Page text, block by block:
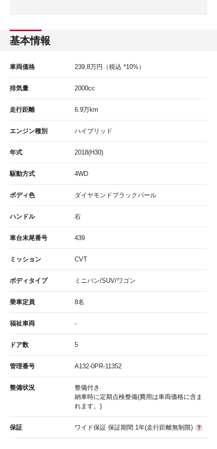
基本情報
車両価格 239.8万円 （税込 *10%）
排気量 2000cc
走行距離 6.9万km
エンジン種別 ハイブリッド
年式 2018(H30)
駆動方式 4WD
ボディ色 ダイヤモンドブラックパール
ハンドル 右
車台末尾番号 439
ミッション CVT
ボディタイプ ミニバン/SUV/ワゴン
乗車定員 8名
福祉車両 -
ドア数 5
管理番号 A132-0PR-11352
整備状況
整備付き
納車時に定期点検整備(費用は車両価格に含ま
れます。)
保証 ワイド保証 保証期間:1年(走行距離無制限)